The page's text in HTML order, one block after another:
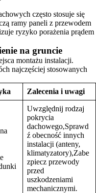
często stosuje się
ramy paneli z przewodem
ryzyko porażenia prądem
na gruncie
montażu instalacji.
najczęściej stosowanych
Zalecenia i uwagi
Uwzględnij rodzaj
pokrycia
dachowego,Sprawd
ź obecność innych
instalacji (anteny,
klimatyzatory),Zabe
zpiecz przewody
przed
uszkodzeniami
mechanicznymi.